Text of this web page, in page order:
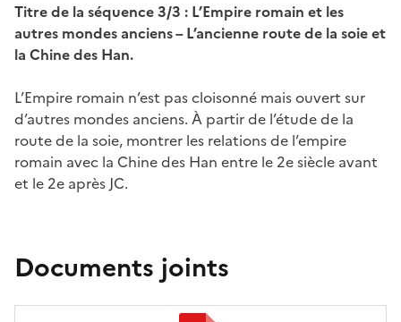
Titre de la séquence 3/3 : L’Empire romain et les
autres mondes anciens – L’ancienne route de la soie et
la Chine des Han.
L’Empire romain n’est pas cloisonné mais ouvert sur
d’autres mondes anciens. À partir de l’étude de la
route de la soie, montrer les relations de l’empire
romain avec la Chine des Han entre le 2e siècle avant
et le 2e après JC.
Documents joints